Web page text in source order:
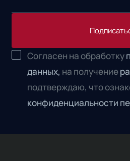
Согласен на обработку
данных, на получение
подтверждаю, что
конфиденциальности